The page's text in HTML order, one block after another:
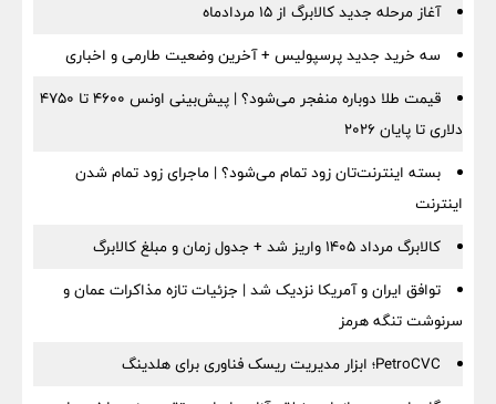
آغاز مرحله جدید کالابرگ از ۱۵ مردادماه
سه خرید جدید پرسپولیس + آخرین وضعیت طارمی و اخباری
قیمت طلا دوباره منفجر می‌شود؟ | پیش‌بینی اونس ۴۶۰۰ تا ۴۷۵۰
دلاری تا پایان ۲۰۲۶
بسته اینترنت‌تان زود تمام می‌شود؟ | ماجرای زود تمام شدن
اینترنت
کالابرگ مرداد ۱۴۰۵ واریز شد + جدول زمان و مبلغ کالابرگ
توافق ایران و آمریکا نزدیک شد | جزئیات تازه مذاکرات عمان و
سرنوشت تنگه هرمز
PetroCVC؛ ابزار مدیریت ریسک فناوری برای هلدینگ